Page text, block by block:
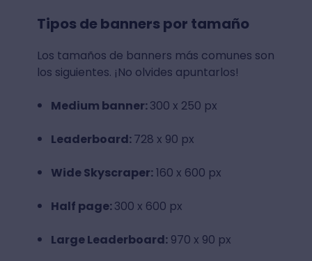
Tipos de banners por tamaño
Los tamaños de banners más comunes son
los siguientes. ¡No olvides apuntarlos!
Medium banner:300 x 250 px
Leaderboard:728 x 90 px
Wide Skyscraper:160 x 600 px
Half page:300 x 600 px
Large Leaderboard:970 x 90 px